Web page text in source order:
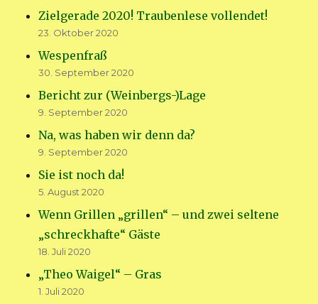
Zielgerade 2020! Traubenlese vollendet!
23. Oktober 2020
Wespenfraß
30. September 2020
Bericht zur (Weinbergs-)Lage
9. September 2020
Na, was haben wir denn da?
9. September 2020
Sie ist noch da!
5. August 2020
Wenn Grillen „grillen“ – und zwei seltene
„schreckhafte“ Gäste
18. Juli 2020
„Theo Waigel“ – Gras
1. Juli 2020